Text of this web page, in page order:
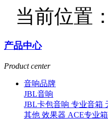
当前位置：
产品中心
Product center
音响品牌
JBL音响
JBL卡包音响 专业音箱
其他 效果器 ACE专业箱